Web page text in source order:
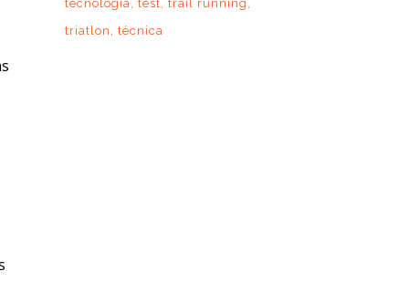
tecnología test trail running
triatlon
técnica